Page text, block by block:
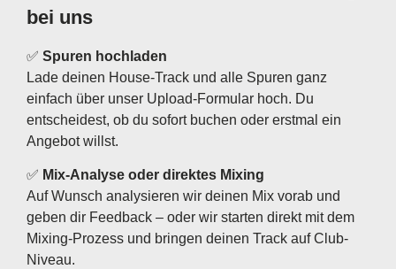
bei uns
✅ Spuren hochladen
Lade deinen House-Track und alle Spuren ganz
einfach über unser Upload-Formular hoch. Du
entscheidest, ob du sofort buchen oder erstmal ein
Angebot willst.
✅ Mix-Analyse oder direktes Mixing
Auf Wunsch analysieren wir deinen Mix vorab und
geben dir Feedback – oder wir starten direkt mit dem
Mixing-Prozess und bringen deinen Track auf Club-
Niveau.